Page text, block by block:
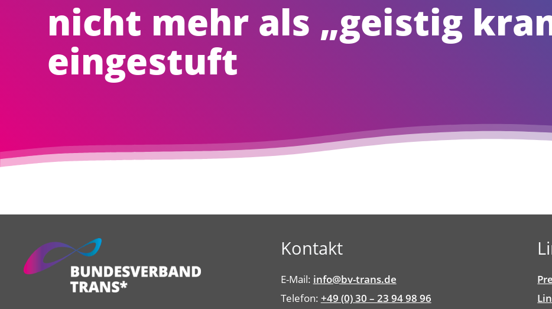
nicht mehr als „geistig
eingestuft
Kontakt
E-Mail: info@bv-trans.de
Telefon: +49 (0) 30 – 23 94 98 96